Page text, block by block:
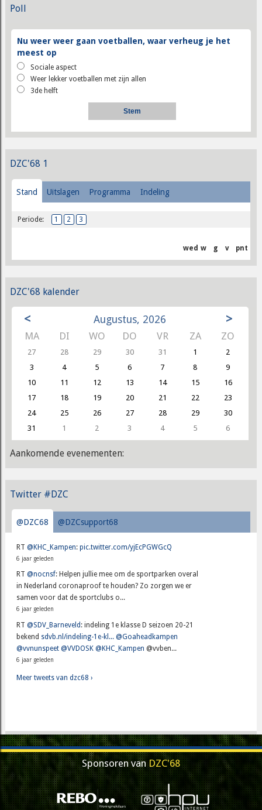
Poll
Nu weer weer gaan voetballen, waar verheug je het
meest op
Sociale aspect
Weer lekker voetballen met zijn allen
3de helft
DZC'68 1
Stand Uitslagen Programma Indeling
Periode: 1 2 3
wed w g v pnt
DZC'68 kalender
< Augustus, 2026 >
MA DI WO DO VR ZA ZO
27 28 29 30 31 1
2
3
4 5 6 7 8
9
10
11 12 13 14 15
16
17
18 19 20 21 22
23
24
25 26 27 28 29
30
31
1 2 3 4 5 6
Aankomende evenementen:
Twitter #DZC
@DZC68 @DZCsupport68
RT@KHC_Kampen:pic.twitter.com/yjEcPGWGcQ
6 jaar geleden
RT@nocnsf: Helpen jullie mee om de sportparken overal
in Nederland coronaproof te houden? Zo zorgen we er
samen voor dat de sportclubs o...
6 jaar geleden
RT@SDV_Barneveld : indeling 1e klasse D seizoen 20-21
bekend sdvb.nl/indeling-1e-kl... @Goaheadkampen
@vvnunspeet @VVDOSK @KHC_Kampen @vvben...
6 jaar geleden
Meer tweets van dzc68 ›
Sponsoren vanDZC'68